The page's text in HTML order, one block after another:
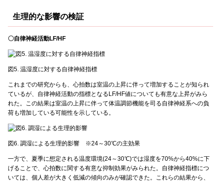
生理的な影響の検証
〇自律神経活動LF/HF
図5. 温湿度に対する自律神経指標
これまでの研究からも、心拍数は室温の上昇に伴って増加することが知られ
ているが、自律神経活動の指標となるLF/HF値についても有意な上昇がみら
れた。この結果は室温の上昇に伴って体温調節機能を司る自律神経系への負
荷も増加している可能性を示している。
図6. 調湿による生理的影響 ※24～30℃の主効果
一方で、夏季に想定される温度環境(24～30℃)では湿度を70%から40%に下
げることで、心拍数に関する有意な抑制効果がみられた。自律神経指標につ
いては、個人差が大きく低減の傾向のみが確認できた。これらの結果から、